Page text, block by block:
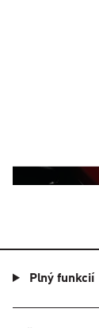
Plný funkcií